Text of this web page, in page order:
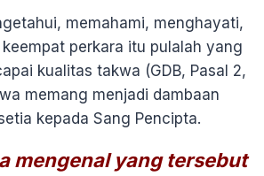
memahami, menghayati,
perkara itu pulalah yang
kualitas takwa (GDB, Pasal 2,
memang menjadi dambaan
kepada Sang Pencipta.
mengenal yang tersebut